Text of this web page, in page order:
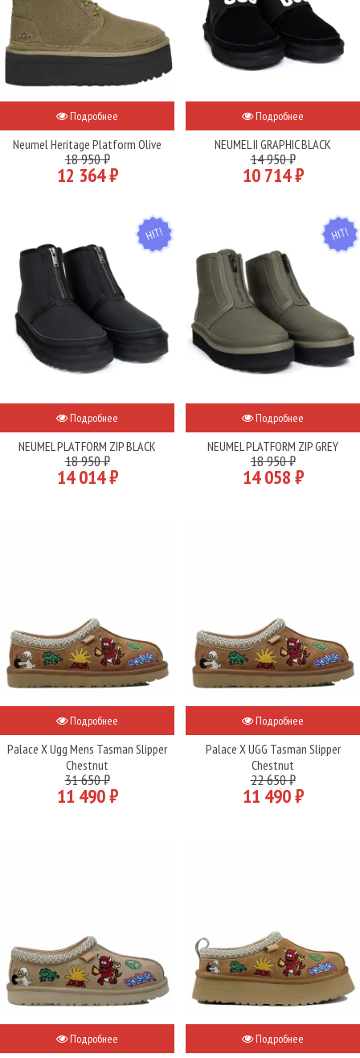
Подробнее
Neumel Heritage Platform Olive
18 950 ₽
12 364 ₽
Подробнее
NEUMEL II GRAPHIC BLACK
14 950 ₽
10 714 ₽
HIT
Подробнее
NEUMEL PLATFORM ZIP BLACK
18 950 ₽
14 014 ₽
HIT
Подробнее
NEUMEL PLATFORM ZIP GREY
18 950 ₽
14 058 ₽
Подробнее
Palace X Ugg Mens Tasman Slipper
Chestnut
31 650 ₽
11 490 ₽
Подробнее
Palace X UGG Tasman Slipper
Chestnut
22 650 ₽
11 490 ₽
Подробнее Подробнее